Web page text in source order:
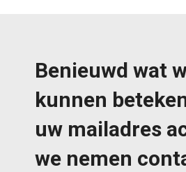
Benieuwd wat
kunnen
uw mailadres
we nemen